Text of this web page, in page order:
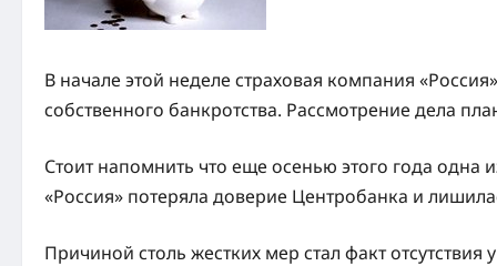
В начале этой неделе страховая компания
собственного банкротства. Рассмотрение дела
Стоит напомнить что еще осенью этого года
«Россия» потеряла доверие Центробанка и
Причиной столь жестких мер стал факт